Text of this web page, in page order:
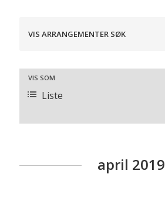
A
g
VIS ARRANGEMENTER SØK
A
r
VIS SOM
Liste
april 2019